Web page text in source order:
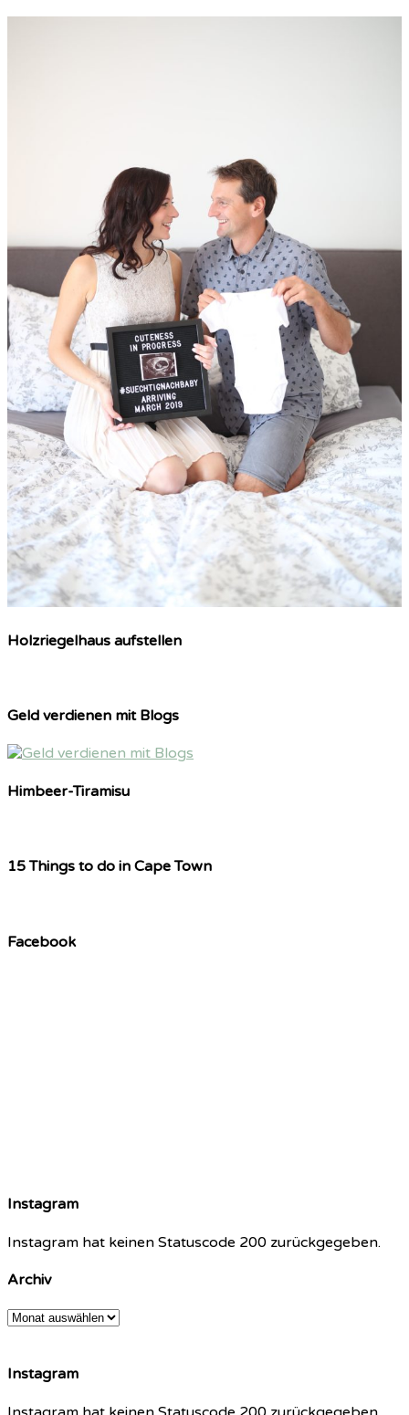
Holzriegelhaus aufstellen
Geld verdienen mit Blogs
Himbeer-Tiramisu
15 Things to do in Cape Town
Facebook
Instagram
Instagram hat keinen Statuscode 200 zurückgegeben.
Archiv
Archiv
Instagram